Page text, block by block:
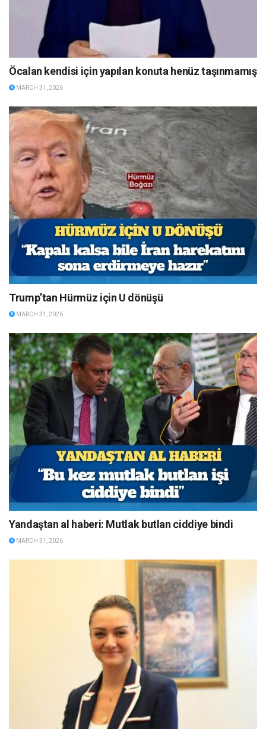
Öcalan kendisi için yapılan konuta henüz taşınmamış
MARCH 31, 2026
Trump’tan Hürmüz için U dönüşü
MARCH 31, 2026
Yandaştan al haberi: Mutlak butlan ciddiye bindi
MARCH 31, 2026